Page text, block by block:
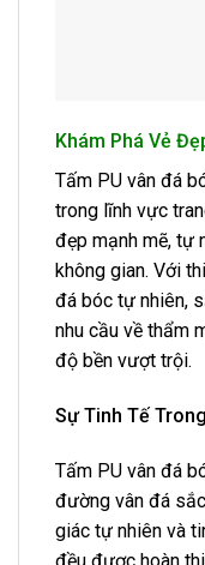
Khám Phá Vẻ
Tấm PU vân đá
trong lĩnh vực
đẹp mạnh mẽ, tự
không gian. Với
đá bóc tự nhiên,
nhu cầu về thẩm
độ bền vượt trội.
Sự Tinh Tế
Tấm PU vân đá
đường vân đá
giác tự nhiên và
đều được hoàn